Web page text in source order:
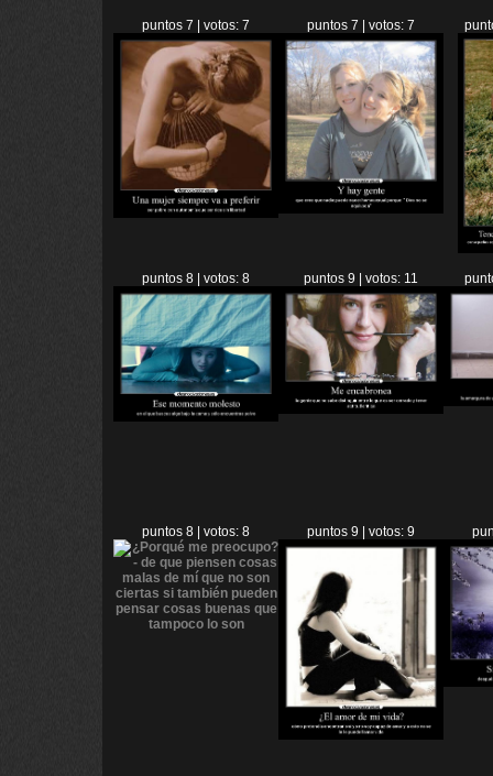
puntos 7 | votos: 7 puntos 7 | votos: 7
puntos 8 | votos: 8 puntos 9 | votos: 11
puntos 8 | votos: 8 puntos 9 | votos: 9